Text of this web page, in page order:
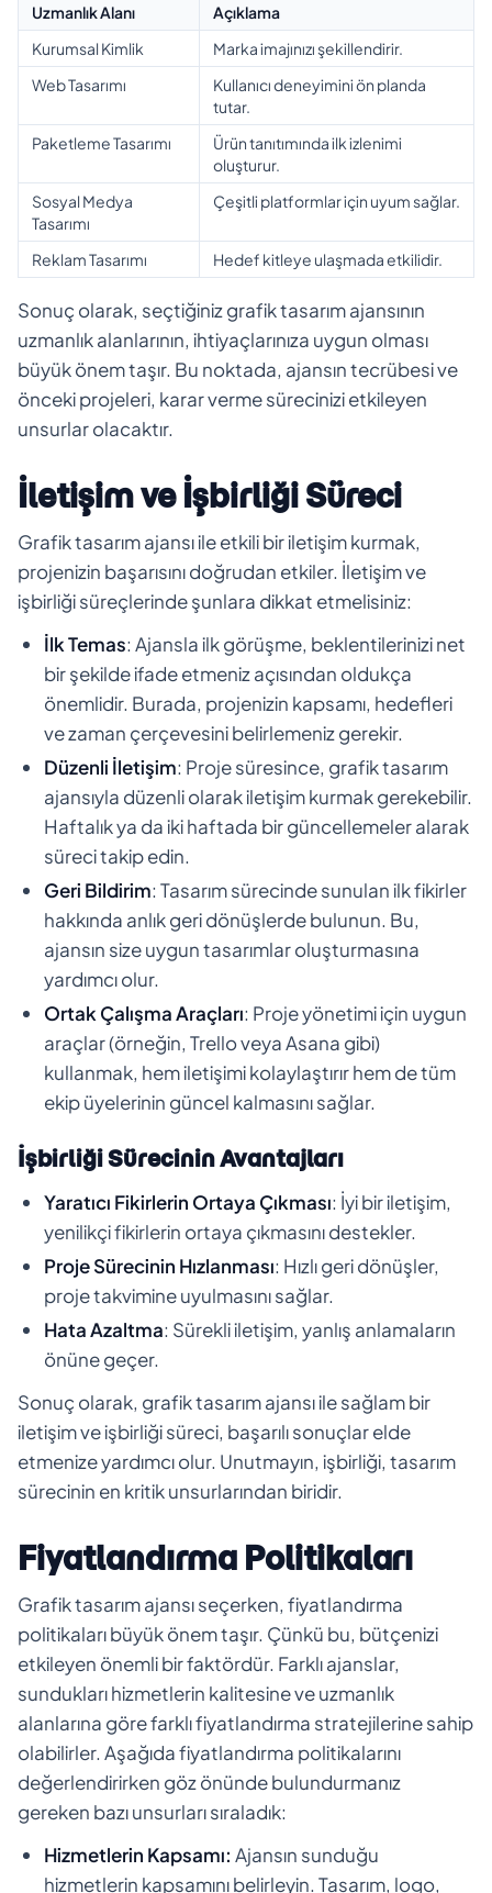
Uzmanlık Alanı
Açıklama
Kurumsal Kimlik
Marka imajınızı şekillendirir.
Web Tasarımı
Kullanıcı deneyimini ön planda
tutar.
Paketleme Tasarımı
Ürün tanıtımında ilk izlenimi
oluşturur.
Sosyal Medya
Tasarımı
Çeşitli platformlar için uyum sağlar.
Reklam Tasarımı Hedef kitleye ulaşmada etkilidir.
Sonuç olarak, seçtiğiniz grafik tasarım ajansının
uzmanlık alanlarının, ihtiyaçlarınıza uygun olması
büyük önem taşır. Bu noktada, ajansın tecrübesi ve
önceki projeleri, karar verme sürecinizi etkileyen
unsurlar olacaktır.
İletişim ve İşbirliği Süreci
Grafik tasarım ajansı ile etkili bir iletişim kurmak,
projenizin başarısını doğrudan etkiler. İletişim ve
işbirliği süreçlerinde şunlara dikkat etmelisiniz:
İlk Temas: Ajansla ilk görüşme, beklentilerinizi net
bir şekilde ifade etmeniz açısından oldukça
önemlidir. Burada, projenizin kapsamı, hedefleri
ve zaman çerçevesini belirlemeniz gerekir.
Düzenli İletişim: Proje süresince, grafik tasarım
ajansıyla düzenli olarak iletişim kurmak gerekebilir.
Haftalık ya da iki haftada bir güncellemeler alarak
süreci takip edin.
Geri Bildirim: Tasarım sürecinde sunulan ilk fikirler
hakkında anlık geri dönüşlerde bulunun. Bu,
ajansın size uygun tasarımlar oluşturmasına
yardımcı olur.
Ortak Çalışma Araçları: Proje yönetimi için uygun
araçlar (örneğin, Trello veya Asana gibi)
kullanmak, hem iletişimi kolaylaştırır hem de tüm
ekip üyelerinin güncel kalmasını sağlar.
İşbirliği Sürecinin Avantajları
Yaratıcı Fikirlerin Ortaya Çıkması: İyi bir iletişim,
yenilikçi fikirlerin ortaya çıkmasını destekler.
Proje Sürecinin Hızlanması: Hızlı geri dönüşler,
proje takvimine uyulmasını sağlar.
Hata Azaltma: Sürekli iletişim, yanlış anlamaların
önüne geçer.
Sonuç olarak, grafik tasarım ajansı ile sağlam bir
iletişim ve işbirliği süreci, başarılı sonuçlar elde
etmenize yardımcı olur. Unutmayın, işbirliği, tasarım
sürecinin en kritik unsurlarından biridir.
Fiyatlandırma Politikaları
Grafik tasarım ajansı seçerken, fiyatlandırma
politikaları büyük önem taşır. Çünkü bu, bütçenizi
etkileyen önemli bir faktördür. Farklı ajanslar,
sundukları hizmetlerin kalitesine ve uzmanlık
alanlarına göre farklı fiyatlandırma stratejilerine sahip
olabilirler. Aşağıda fiyatlandırma politikalarını
değerlendirirken göz önünde bulundurmanız
gereken bazı unsurları sıraladık:
Hizmetlerin Kapsamı: Ajansın sunduğu
hizmetlerin kapsamını belirleyin. Tasarım, logo,